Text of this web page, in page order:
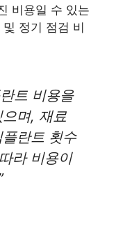
비용일 수 있는
정기 점검 비
트 비용을
며, 재료
란트 횟수
라 비용이